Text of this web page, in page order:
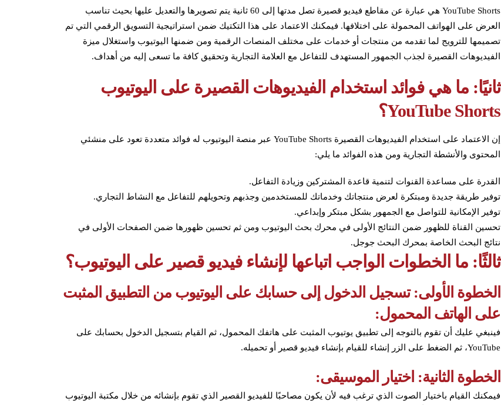
YouTube Shorts هي عبارة عن مقاطع فيديو قصيرة تصل مدتها إلى 60 ثانية يتم تصويرها والتعديل عليها بحيث تناسب
العرض على الهواتف المحمولة على اختلافها. فيمكنك الاعتماد على هذا التكتيك ضمن استراتيجية التسويق الرقمي التي تم
تصميمها للترويج لما تقدمه من منتجات أو خدمات على مختلف المنصات الرقمية ومن ضمنها اليوتيوب واستغلال ميزة
الفيديوهات القصيرة لجذب الجمهور المستهدف للتفاعل مع العلامة التجارية وتحقيق كافة ما تسعى إليه من أهداف.
ثانيًا: ما هي فوائد استخدام الفيديوهات القصيرة على اليوتيوب
YouTube Shorts؟
إن الاعتماد على استخدام الفيديوهات القصيرة YouTube Shorts عبر منصة اليوتيوب له فوائد متعددة تعود على منشئي
المحتوى والأنشطة التجارية ومن هذه الفوائد ما يلي:
القدرة على مساعدة القنوات لتنمية قاعدة المشتركين وزيادة التفاعل.
توفير طريقة جديدة ومبتكرة لعرض منتجاتك وخدماتك للمستخدمين وجذبهم وتحويلهم للتفاعل مع النشاط التجاري.
توفير الإمكانية للتواصل مع الجمهور بشكل مبتكر وإبداعي.
تحسين القناة للظهور ضمن النتائج الأولى في محرك بحث اليوتيوب ومن ثم تحسين ظهورها ضمن الصفحات الأولى في
نتائج البحث الخاصة بمحرك البحث جوجل.
ثالثًا: ما الخطوات الواجب اتباعها لإنشاء فيديو قصير على اليوتيوب؟
الخطوة الأولى: تسجيل الدخول إلى حسابك على اليوتيوب من التطبيق المثبت
على الهاتف المحمول:
فينبغي عليك أن تقوم بالتوجه إلى تطبيق يوتيوب المثبت على هاتفك المحمول، ثم القيام بتسجيل الدخول بحسابك على
YouTube، ثم الضغط على الزر إنشاء للقيام بإنشاء فيديو قصير أو تحميله.
الخطوة الثانية: اختيار الموسيقى:
فيمكنك القيام باختيار الصوت الذي ترغب فيه لأن يكون مصاحبًا للفيديو القصير الذي تقوم بإنشائه من خلال مكتبة اليوتيوب